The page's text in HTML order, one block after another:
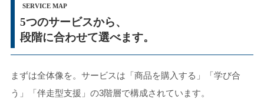
SERVICE MAP
5つのサービスから、
段階に合わせて選べます。
まずは全体像を。サービスは「商品を購入する」「学び合
う」「伴走型支援」の3階層で構成されています。